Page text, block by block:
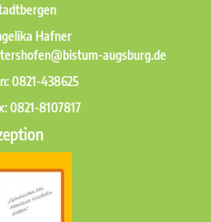
Hafner
augsburg.de
0821-438625
0821-8107817